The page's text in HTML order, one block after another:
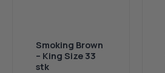
Smoking Brown
– King Size 33
stk